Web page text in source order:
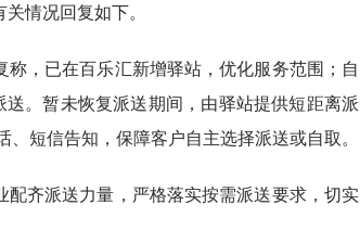
情况回复如下。
，已在百乐汇新增驿站，优化服务范围；自
。暂未恢复派送期间，由驿站提供短距离派
短信告知，保障客户自主选择派送或自取。
齐派送力量，严格落实按需派送要求，切实